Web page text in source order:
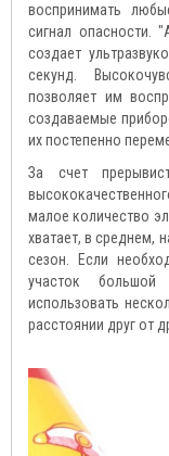
воспринимать
сигнал опасности.
создает
секунд.
позволяет им
создаваемые
их постепенно
За счет
малое количество
хватает, в среднем,
сезон. Если
участок
использовать
расстоянии друг от